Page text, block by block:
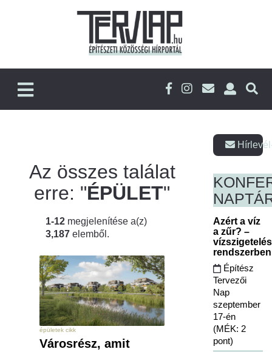
Az összes találat
erre: "ÉPÜLET"
1-12 megjelenítése a(z)
3,187 elemből.
épületek cikk
Városrész, amit
Azért a víz
a zűr? –
Építész
Tervezői
Nap
szeptember
17-én
(MÉK: 2
pont)